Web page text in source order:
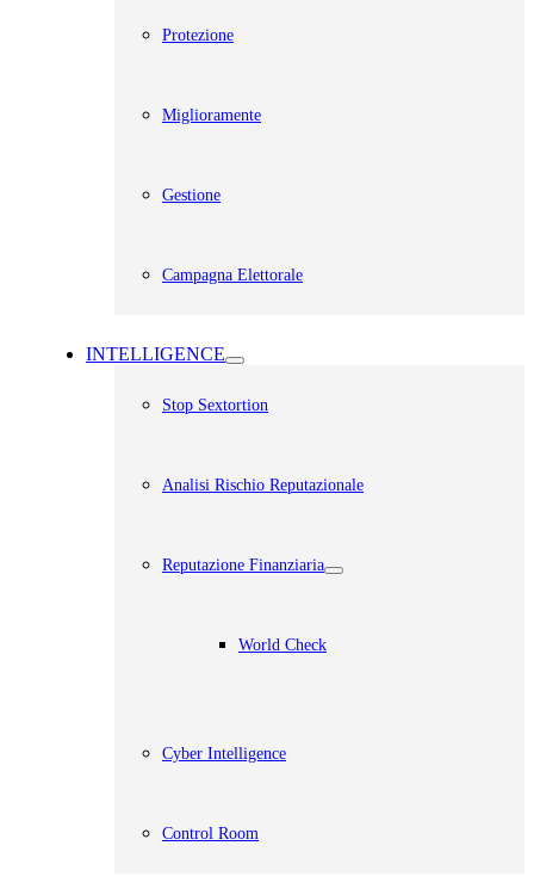
Protezione
Miglioramente
Gestione
Campagna Elettorale
INTELLIGENCE
Stop Sextortion
Analisi Rischio Reputazionale​
Reputazione Finanziaria
World Check
Cyber Intelligence
Control Room